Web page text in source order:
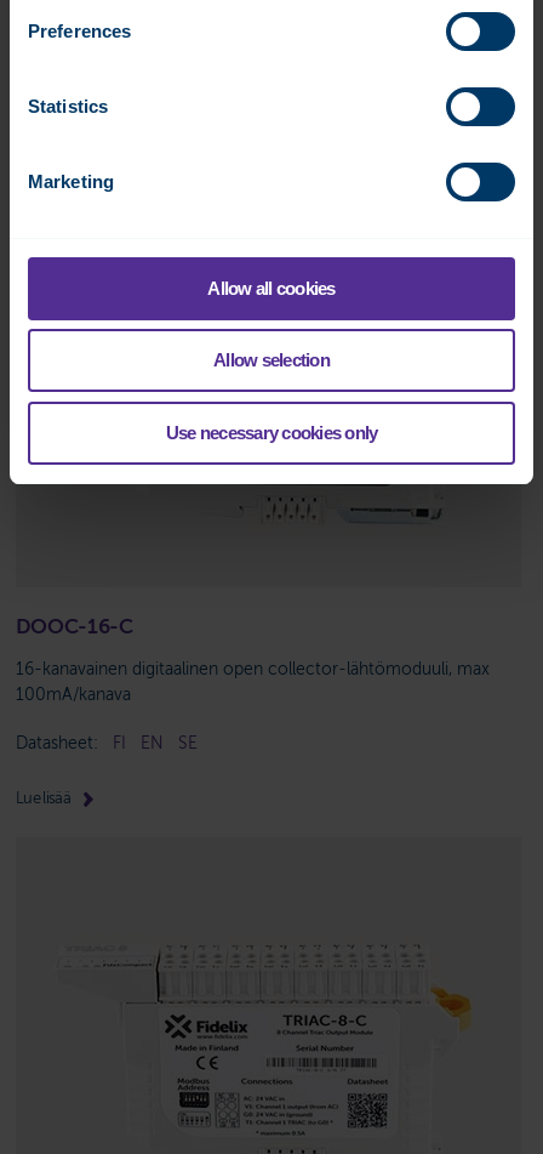
Preferences
Statistics
Marketing
Allow all cookies
Allow selection
Use necessary cookies only
8-kanavainen relemoduuli.
DOOC-16-C
16-kanavainen digitaalinen open collector-lähtömoduuli, max
100mA/kanava
Datasheet: FI EN SE
Lue lisää